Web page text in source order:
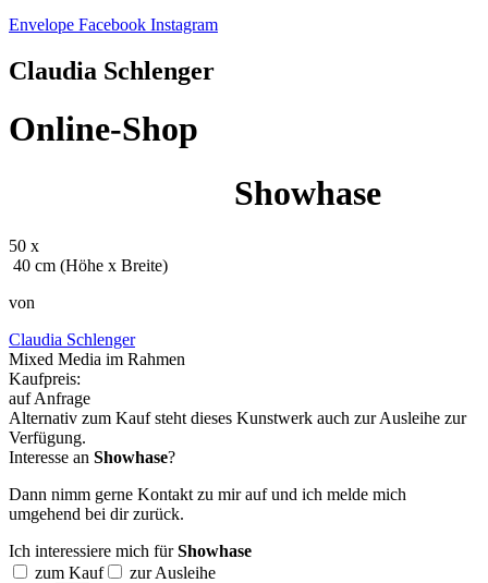
Envelope Facebook Instagram
Claudia Schlenger
Online-Shop
Showhase
50 x
40 cm (Höhe x Breite)
von
Claudia Schlenger
Mixed Media im Rahmen
Kaufpreis:
auf Anfrage
Alternativ zum Kauf steht dieses Kunstwerk auch zur Ausleihe zur
Verfügung.
Interesse an Showhase?
Dann nimm gerne Kontakt zu mir auf und ich melde mich
umgehend bei dir zurück.
Ich interessiere mich fürShowhase
zum Kauf
zur Ausleihe